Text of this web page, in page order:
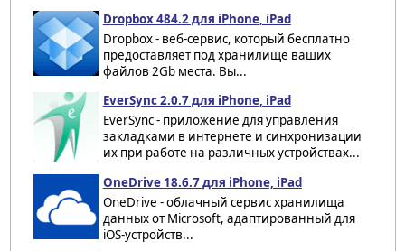
Dropbox 484.2 для iPhone, iPad
Dropbox - веб-сервис, который бесплатно
предоставляет под хранилище ваших
файлов 2Gb места. Вы...
EverSync 2.0.7 для iPhone, iPad
EverSync - приложение для управления
закладками в интернете и синхронизации
их при работе на различных устройствах...
OneDrive 18.6.7 для iPhone, iPad
OneDrive - облачный сервис хранилища
данных от Microsoft, адаптированный для
iOS-устройств...